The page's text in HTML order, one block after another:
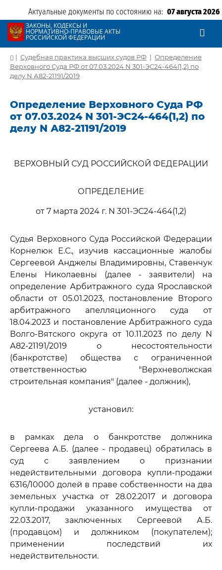
Актуальные документы по состоянию на: 07 августа 2026
ЗАКОНЫ, КОДЕКСЫ И
НОРМАТИВНО-ПРАВОВЫЕ АКТЫ
РОССИЙСКОЙ ФЕДЕРАЦИИ
| Судебная практика высших судов РФ | Определение
Верховного Суда РФ от 07.03.2024 N 301-ЭС24-464(1,2) по
делу N А82-21191/2019
Определение Верховного Суда РФ
от 07.03.2024 N 301-ЭС24-464(1,2) по
делу N А82-21191/2019
ВЕРХОВНЫЙ СУД РОССИЙСКОЙ ФЕДЕРАЦИИ
ОПРЕДЕЛЕНИЕ
от 7 марта 2024 г. N 301-ЭС24-464(1,2)
Судья Верховного Суда Российской Федерации
Корнелюк Е.С., изучив кассационные жалобы
Сергеевой Анджелы Владимировны, Ставенчук
Елены Николаевны (далее - заявители) на
определение Арбитражного суда Ярославской
области от 05.01.2023, постановление Второго
арбитражного апелляционного суда от
18.04.2023 и постановление Арбитражного суда
Волго-Вятского округа от 10.11.2023 по делу N
А82-21191/2019 о несостоятельности
(банкротстве) общества с ограниченной
ответственностью "Верхневолжская
строительная компания" (далее - должник),
установил:
в рамках дела о банкротстве должника
Сергеева А.Б. (далее - продавец) обратилась в
суд с заявлением о признании
недействительными договора купли-продажи
6316/10000 долей в праве собственности на два
земельных участка от 28.02.2017 и договора
купли-продажи указанного имущества от
22.03.2017, заключенных Сергеевой А.Б.
(продавцом) и должником (покупателем);
применении последствий их
недействительности.